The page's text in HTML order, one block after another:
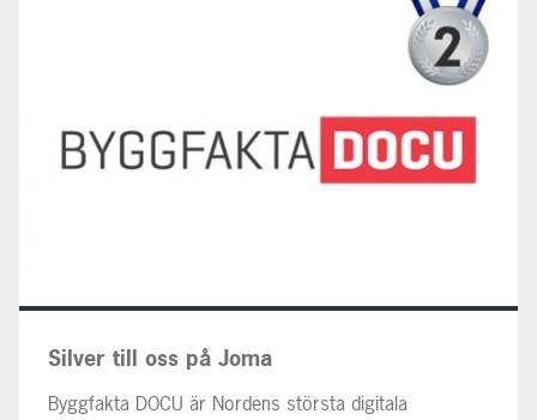
Silver till oss på Joma
Byggfakta DOCU är Nordens största digitala